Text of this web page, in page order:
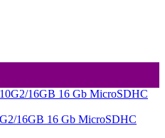
16GB 16 Gb MicroSDHC